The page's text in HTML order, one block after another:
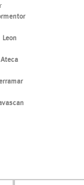
Leon
Ateca